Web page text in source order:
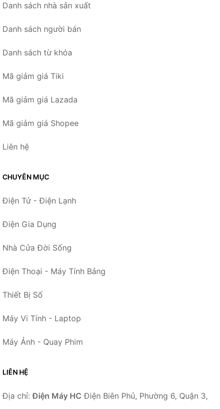
Danh sách nhà sản xuất
Danh sách người bán
Danh sách từ khóa
Mã giảm giá Tiki
Mã giảm giá Lazada
Mã giảm giá Shopee
Liên hệ
CHUYÊN MỤC
Điện Tử - Điện Lạnh
Điện Gia Dụng
Nhà Cửa Đời Sống
Điện Thoại - Máy Tính Bảng
Thiết Bị Số
Máy Vi Tính - Laptop
Máy Ảnh - Quay Phim
LIÊN HỆ
Địa chỉ:Điện Máy HC Điện Biên Phủ, Phường 6, Quận 3,